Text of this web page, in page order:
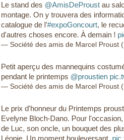
Le stand des @AmisDeProustau
montage. On y trouvera des
catalogue de l'#expoGoncourt, le
d'autres choses encore. À demain !
— Société des amis de Marcel Proust
Petit aperçu des mannequins
pendant le printemps @proustien
— Société des amis de Marcel Proust
Le prix d'honneur du Printemps
Evelyne Bloch-Dano. Pour
de Luc, son oncle, un bouquet des
Léonie. Un moment bouleversant.